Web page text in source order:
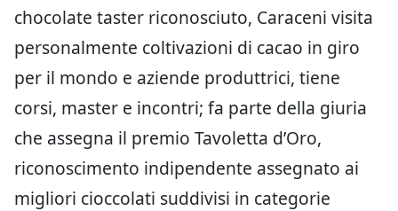
chocolate taster riconosciuto, Caraceni visita
personalmente coltivazioni di cacao in giro
per il mondo e aziende produttrici, tiene
corsi, master e incontri; fa parte della giuria
che assegna il premio Tavoletta d’Oro,
riconoscimento indipendente assegnato ai
migliori cioccolati suddivisi in categorie